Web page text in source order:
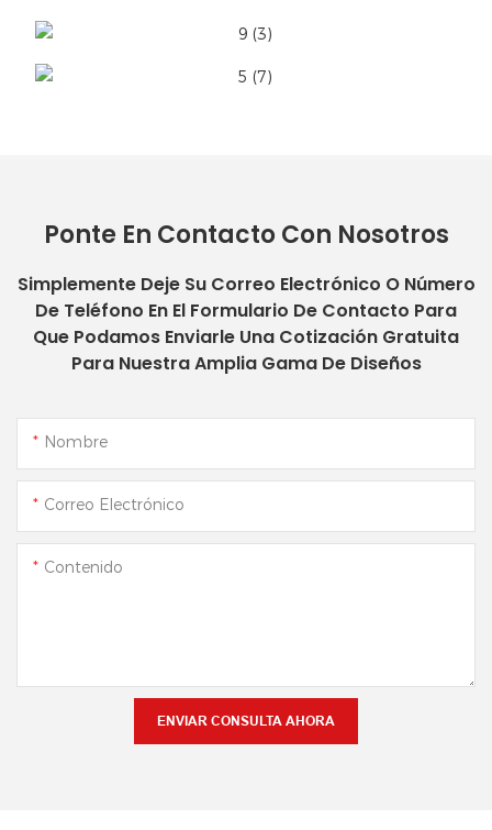
Ponte En Contacto Con Nosotros
Simplemente Deje Su Correo Electrónico O Número
De Teléfono En El Formulario De Contacto Para
Que Podamos Enviarle Una Cotización Gratuita
Para Nuestra Amplia Gama De Diseños
Nombre
Correo Electrónico
Contenido
ENVIAR CONSULTA AHORA